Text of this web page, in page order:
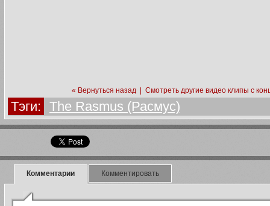
« Вернуться назад Смотреть другие видео клипы с
Тэги: The Rasmus (Расмус)
Комментарии Комментировать